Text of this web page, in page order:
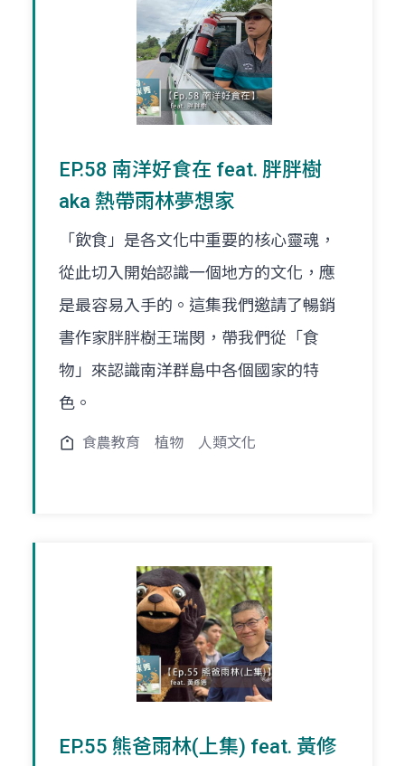
EP.58 南洋好食在 feat. 胖胖樹
aka 熱帶雨林夢想家
「飲食」是各文化中重要的核心靈魂，
從此切入開始認識一個地方的文化，應
是最容易入手的。這集我們邀請了暢銷
書作家胖胖樹王瑞閔，帶我們從「食
物」來認識南洋群島中各個國家的特
色。
食農教育 植物 人類文化
EP.55 熊爸雨林(上集) feat. 黃修